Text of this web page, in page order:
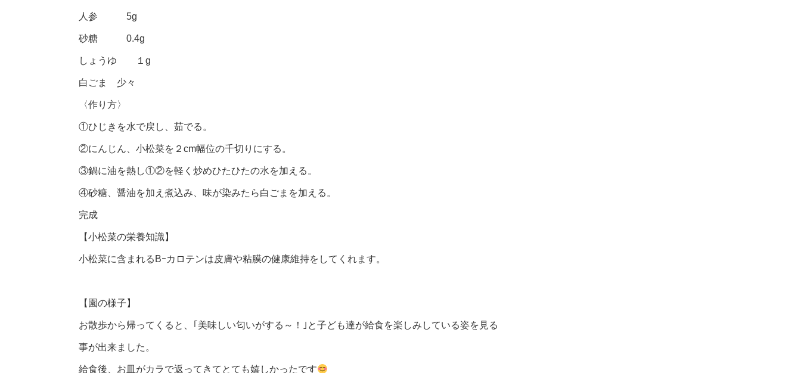
人参 5g
砂糖 0.4g
しょうゆ １g
白ごま 少々
〈作り方〉
①ひじきを水で戻し、茹でる。
②にんじん、小松菜を２cm幅位の千切りにする。
③鍋に油を熱し①②を軽く炒めひたひたの水を加える。
④砂糖、醤油を加え煮込み、味が染みたら白ごまを加える。
完成
【小松菜の栄養知識】
小松菜に含まれるBｰカロテンは皮膚や粘膜の健康維持をしてくれます。
【園の様子】
お散歩から帰ってくると、｢美味しい匂いがする～！｣と子ども達が給食を楽しみしている姿を見る
事が出来ました。
給食後、お皿がカラで返ってきてとても嬉しかったです